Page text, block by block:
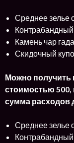
Среднее зелье
Камень чар
Скидочный
Можно получить
стоимостью 500,
сумма расходов
Среднее зелье